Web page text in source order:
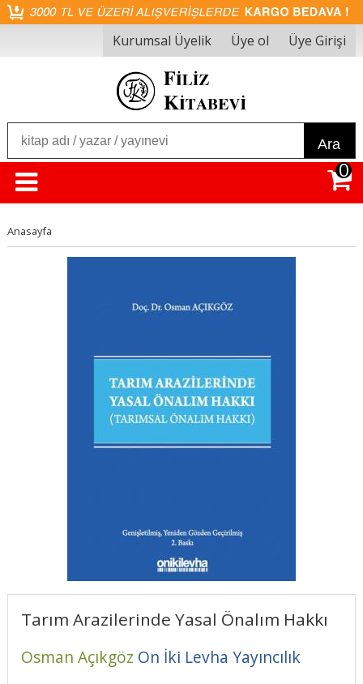
Kurumsal Üyelik Üye ol Üye Girişi
Ara
0
Anasayfa
Tarım Arazilerinde Yasal Önalım Hakkı
Osman Açıkgöz On İki Levha Yayıncılık